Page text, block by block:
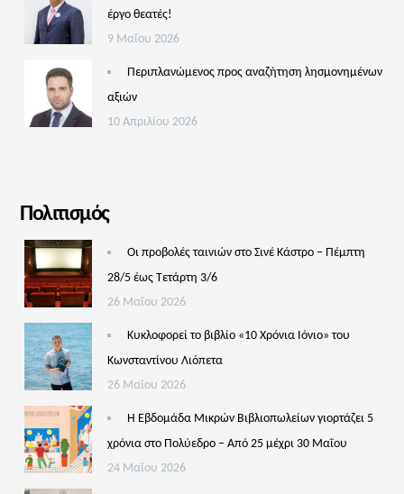
έργο θεατές!
9 Μαΐου 2026
Περιπλανώμενος προς αναζήτηση λησμονημένων
αξιών
10 Απριλίου 2026
Πολιτισμός
Οι προβολές ταινιών στο Σινέ Κάστρο – Πέμπτη
28/5 έως Τετάρτη 3/6
26 Μαΐου 2026
Κυκλοφορεί το βιβλίο «10 Χρόνια Ιόνιο» του
Κωνσταντίνου Λιόπετα
26 Μαΐου 2026
Η Εβδομάδα Μικρών Βιβλιοπωλείων γιορτάζει 5
χρόνια στο Πολύεδρο – Από 25 μέχρι 30 Μαΐου
24 Μαΐου 2026